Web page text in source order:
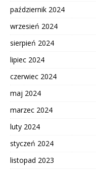
październik 2024
wrzesień 2024
sierpień 2024
lipiec 2024
czerwiec 2024
maj 2024
marzec 2024
luty 2024
styczeń 2024
listopad 2023